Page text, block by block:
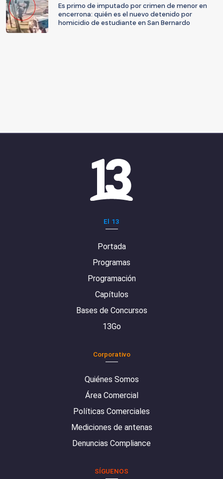
Es primo de imputado por crimen de menor en
encerrona: quién es el nuevo detenido por
homicidio de estudiante en San Bernardo
El 13
Portada
Programas
Programación
Capítulos
Bases de Concursos
13Go
Corporativo
Quiénes Somos
Área Comercial
Políticas Comerciales
Mediciones de antenas
Denuncias Compliance
SÍGUENOS